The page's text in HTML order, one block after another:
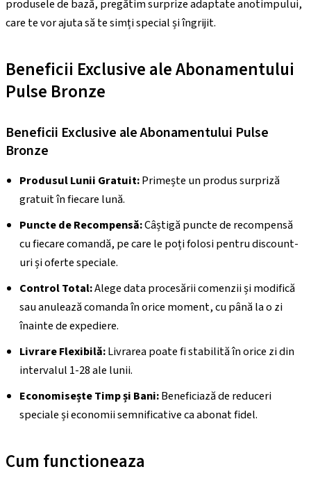
produsele de bază, pregătim surprize adaptate anotimpului,
care te vor ajuta să te simți special și îngrijit.
Beneficii Exclusive ale Abonamentului
Pulse Bronze
Beneficii Exclusive ale Abonamentului Pulse
Bronze
Produsul Lunii Gratuit:Primește un produs surpriză
gratuit în fiecare lună.
Puncte de Recompensă:Câștigă puncte de recompensă
cu fiecare comandă, pe care le poți folosi pentru discount-
uri și oferte speciale.
Control Total:Alege data procesării comenzii și modifică
sau anulează comanda în orice moment, cu până la o zi
înainte de expediere.
Livrare Flexibilă:Livrarea poate fi stabilită în orice zi din
intervalul 1-28 ale lunii.
Economisește Timp și Bani:Beneficiază de reduceri
speciale și economii semnificative ca abonat fidel.
Cum functioneaza